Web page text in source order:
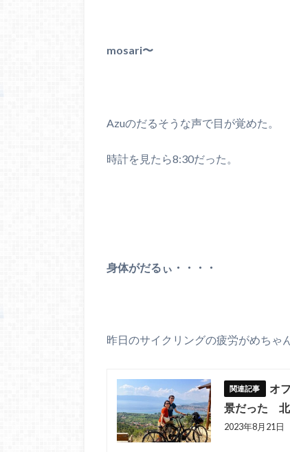
mosari〜
Azuのだるそうな声で目が覚めた。
時計を見たら8:30だった。
身体がだるぃ・・・・
昨日のサイクリングの疲労がめちゃ
オ
景だった 北
2023年8月21日